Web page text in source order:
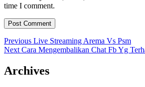
time I comment.
Post
navigation
Previous Previous
post:
Live Streaming Arema Vs Psm
Next Next
Cara Mengembalikan Chat Fb Yg
Archives